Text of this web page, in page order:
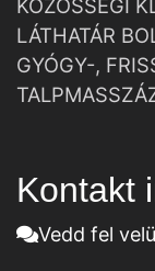
KÖZÖSSÉGI
LÁTHATÁR
GYÓGY-,
Kontakt
Vedd fel